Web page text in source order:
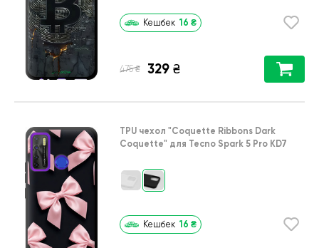
Кешбек 16 ₴
475 ₴ 329 ₴
TPU чехол "Coquette Ribbons Dark
Coquette" для Tecno Spark 5 Pro KD7
Кешбек 16 ₴